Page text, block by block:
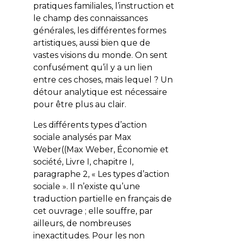
pratiques familiales, l’instruction et
le champ des connaissances
générales, les différentes formes
artistiques, aussi bien que de
vastes visions du monde. On sent
confusément qu’il y a un lien
entre ces choses, mais lequel ? Un
détour analytique est nécessaire
pour être plus au clair.
Les différents types d’action
sociale analysés par Max
Weber((Max Weber, Économie et
société, Livre I, chapitre I,
paragraphe 2, « Les types d’action
sociale ». Il n’existe qu’une
traduction partielle en français de
cet ouvrage ; elle souffre, par
ailleurs, de nombreuses
inexactitudes. Pour les non